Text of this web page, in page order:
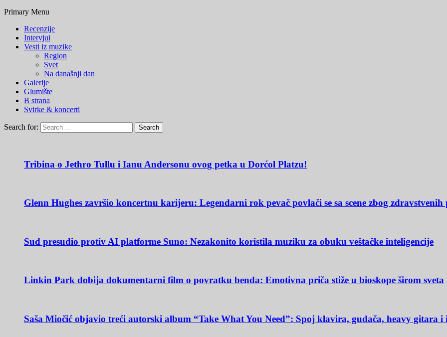
Primary Menu
Recenzije
Intervjui
Vesti iz muzike
Region
Svet
Na današnji dan
Galerije
Glumište
B strana
Svirke & koncerti
Search for:
Tribina o Jethro Tullu i Ianu Andersonu ovog petka u Dorćol Platzu!
Glenn Hughes završio koncertnu karijeru: Legendarni rok pevač povlači se sa scene zbog zdravstvenih
Sud presudio protiv AI platforme Suno: Nezakonito koristila muziku za obuku veštačke inteligencije
Linkin Park dobija dokumentarni film o povratku benda: Emotivna priča stiže u bioskope širom sveta
Saša Miočić objavio treći autorski album “Take What You Need”: Spoj klavira, gudača, heavy gitara